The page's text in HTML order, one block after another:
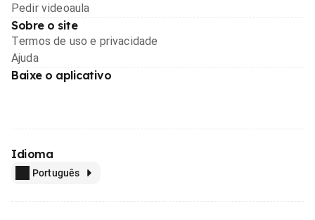
Pedir videoaula
Sobre o site
Termos de uso e privacidade
Ajuda
Baixe o aplicativo
Idioma
Português